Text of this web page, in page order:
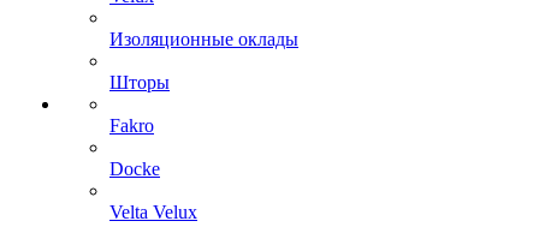
Изоляционные оклады
Шторы
Fakro
Docke
Velta Velux